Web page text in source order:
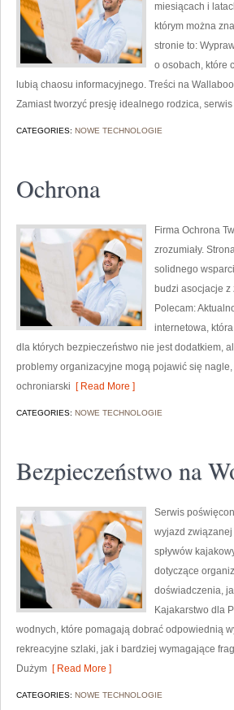
miesiącach i
którym można
stronie to:
o osobach, które
lubią chaosu informacyjnego. Treści na
Zamiast tworzyć presję idealnego rodzica,
CATEGORIES: NOWE TECHNOLOGIE
Ochrona
Firma Ochrona
zrozumiały.
solidnego
budzi asocjacje z
Polecam:
internetowa,
dla których bezpieczeństwo nie jest dodatkiem,
problemy organizacyjne mogą pojawić się
ochroniarski [ Read More ]
CATEGORIES: NOWE TECHNOLOGIE
Bezpieczeństwo na
Serwis
wyjazd związanej
spływów
dotyczące
doświadczenia,
Kajakarstwo dla
wodnych, które pomagają dobrać odpowiednią
rekreacyjne szlaki, jak i bardziej wymagające
Dużym [ Read More ]
CATEGORIES: NOWE TECHNOLOGIE